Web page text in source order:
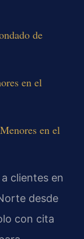
de
en el
en el
clientes en
desde
con cita